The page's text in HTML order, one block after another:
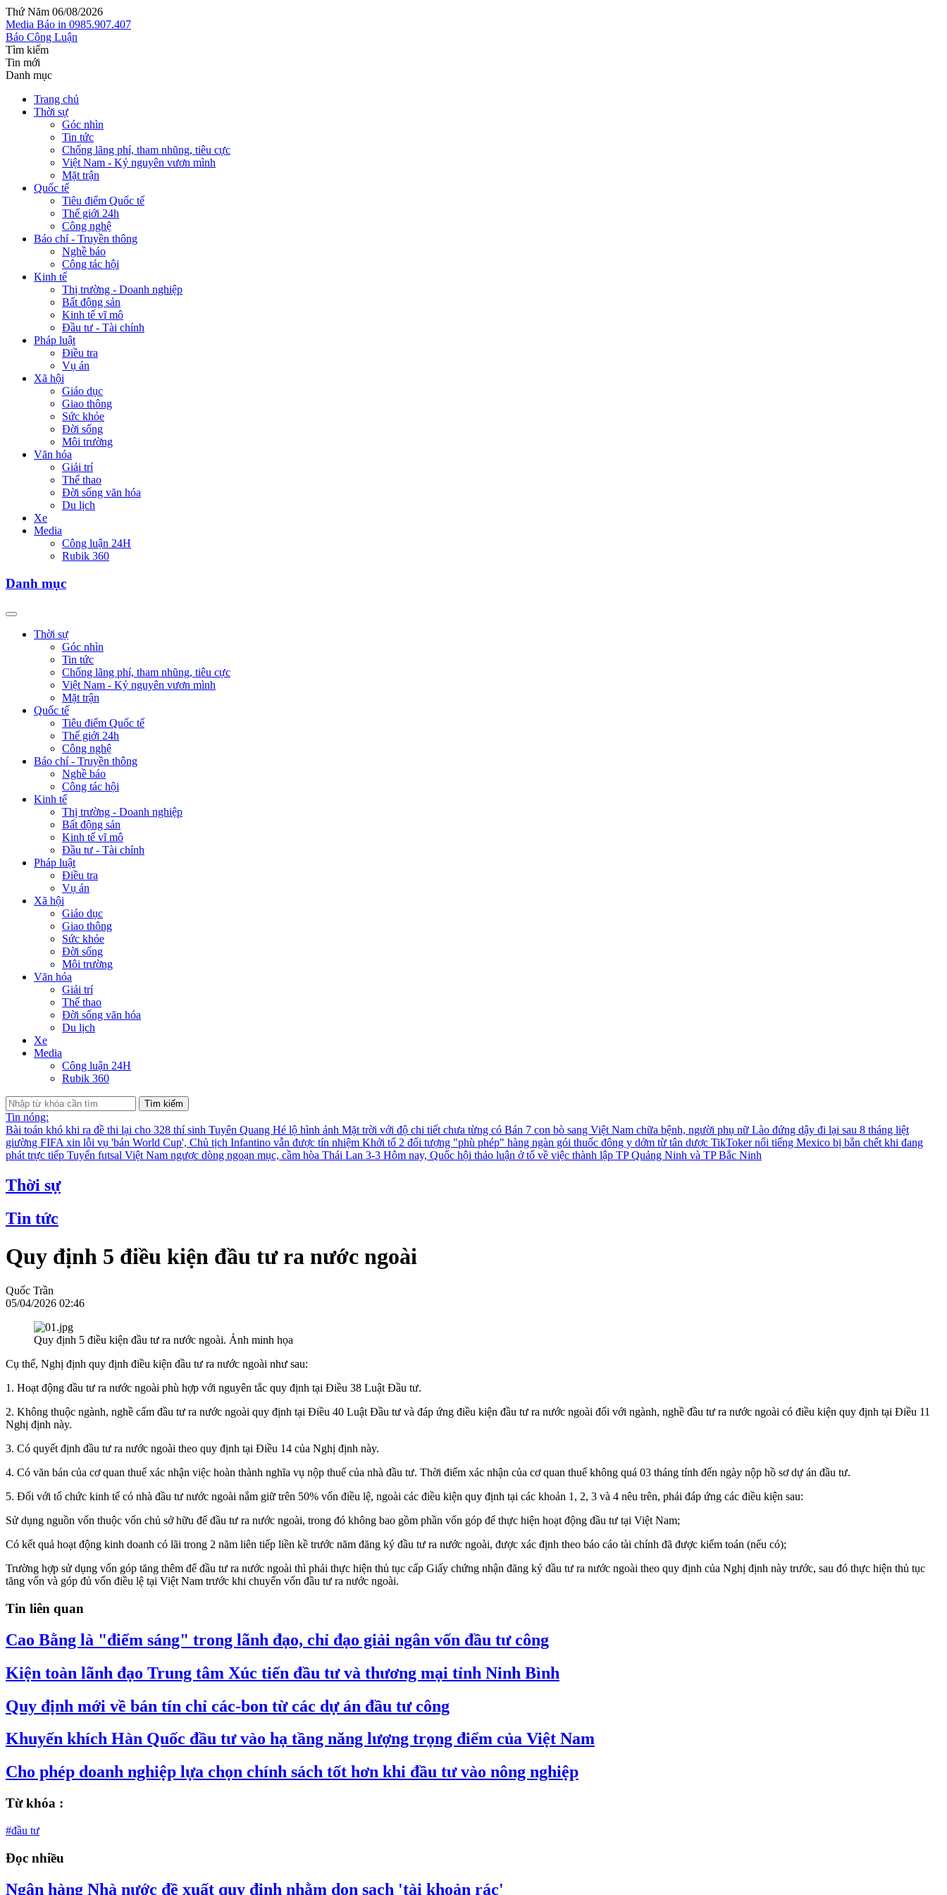
Thứ Năm 06/08/2026
Media Báo in 0985.907.407
Báo Công Luận
Tìm kiếm
Tin mới
Danh mục
Trang chủ
Thời sự
Góc nhìn
Tin tức
Chống lãng phí, tham nhũng, tiêu cực
Việt Nam - Kỷ nguyên vươn mình
Mặt trận
Quốc tế
Tiêu điểm Quốc tế
Thế giới 24h
Công nghệ
Báo chí - Truyền thông
Nghề báo
Công tác hội
Kinh tế
Thị trường - Doanh nghiệp
Bất động sản
Kinh tế vĩ mô
Đầu tư - Tài chính
Pháp luật
Điều tra
Vụ án
Xã hội
Giáo dục
Giao thông
Sức khỏe
Đời sống
Môi trường
Văn hóa
Giải trí
Thể thao
Đời sống văn hóa
Du lịch
Xe
Media
Công luận 24H
Rubik 360
Danh mục
Thời sự
Góc nhìn
Tin tức
Chống lãng phí, tham nhũng, tiêu cực
Việt Nam - Kỷ nguyên vươn mình
Mặt trận
Quốc tế
Tiêu điểm Quốc tế
Thế giới 24h
Công nghệ
Báo chí - Truyền thông
Nghề báo
Công tác hội
Kinh tế
Thị trường - Doanh nghiệp
Bất động sản
Kinh tế vĩ mô
Đầu tư - Tài chính
Pháp luật
Điều tra
Vụ án
Xã hội
Giáo dục
Giao thông
Sức khỏe
Đời sống
Môi trường
Văn hóa
Giải trí
Thể thao
Đời sống văn hóa
Du lịch
Xe
Media
Công luận 24H
Rubik 360
Tìm kiếm
Tin nóng:
Bài toán khó khi ra đề thi lại cho 328 thí sinh Tuyên Quang Hé lộ hình ảnh Mặt trời với độ chi tiết chưa từng có Bán 7 con bò sang Việt Nam chữa bệnh, người phụ nữ Lào đứng dậy đi lại sau 8 tháng liệt
giường FIFA xin lỗi vụ 'bán World Cup', Chủ tịch Infantino vẫn được tín nhiệm Khởi tố 2 đối tượng "phù phép" hàng ngàn gói thuốc đông y dởm từ tân dược TikToker nổi tiếng Mexico bị bắn chết khi đang
phát trực tiếp Tuyển futsal Việt Nam ngược dòng ngoạn mục, cầm hòa Thái Lan 3-3 Hôm nay, Quốc hội thảo luận ở tổ về việc thành lập TP Quảng Ninh và TP Bắc Ninh
Thời sự
Tin tức
Quy định 5 điều kiện đầu tư ra nước ngoài
Quốc Trần
05/04/2026 02:46
Quy định 5 điều kiện đầu tư ra nước ngoài. Ảnh minh họa
Cụ thể, Nghị định quy định điều kiện đầu tư ra nước ngoài như sau:
1. Hoạt động đầu tư ra nước ngoài phù hợp với nguyên tắc quy định tại Điều 38 Luật Đầu tư.
2. Không thuộc ngành, nghề cấm đầu tư ra nước ngoài quy định tại Điều 40 Luật Đầu tư và đáp ứng điều kiện đầu tư ra nước ngoài đối với ngành, nghề đầu tư ra nước ngoài có điều kiện quy định tại Điều 11
Nghị định này.
3. Có quyết định đầu tư ra nước ngoài theo quy định tại Điều 14 của Nghị định này.
4. Có văn bản của cơ quan thuế xác nhận việc hoàn thành nghĩa vụ nộp thuế của nhà đầu tư. Thời điểm xác nhận của cơ quan thuế không quá 03 tháng tính đến ngày nộp hồ sơ dự án đầu tư.
5. Đối với tổ chức kinh tế có nhà đầu tư nước ngoài nắm giữ trên 50% vốn điều lệ, ngoài các điều kiện quy định tại các khoản 1, 2, 3 và 4 nêu trên, phải đáp ứng các điều kiện sau:
Sử dụng nguồn vốn thuộc vốn chủ sở hữu để đầu tư ra nước ngoài, trong đó không bao gồm phần vốn góp để thực hiện hoạt động đầu tư tại Việt Nam;
Có kết quả hoạt động kinh doanh có lãi trong 2 năm liên tiếp liền kề trước năm đăng ký đầu tư ra nước ngoài, được xác định theo báo cáo tài chính đã được kiểm toán (nếu có);
Trường hợp sử dụng vốn góp tăng thêm để đầu tư ra nước ngoài thì phải thực hiện thủ tục cấp Giấy chứng nhận đăng ký đầu tư ra nước ngoài theo quy định của Nghị định này trước, sau đó thực hiện thủ tục
tăng vốn và góp đủ vốn điều lệ tại Việt Nam trước khi chuyển vốn đầu tư ra nước ngoài.
Tin liên quan
Cao Bằng là "điểm sáng" trong lãnh đạo, chỉ đạo giải ngân vốn đầu tư công
Kiện toàn lãnh đạo Trung tâm Xúc tiến đầu tư và thương mại tỉnh Ninh Bình
Quy định mới về bán tín chỉ các-bon từ các dự án đầu tư công
Khuyến khích Hàn Quốc đầu tư vào hạ tầng năng lượng trọng điểm của Việt Nam
Cho phép doanh nghiệp lựa chọn chính sách tốt hơn khi đầu tư vào nông nghiệp
Từ khóa :
#đầu tư
Đọc nhiều
Ngân hàng Nhà nước đề xuất quy định nhằm dọn sạch 'tài khoản rác'